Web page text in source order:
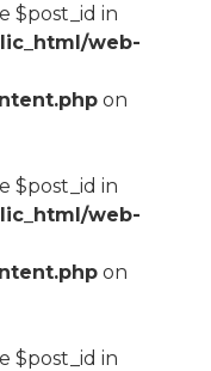
$post_id in
web-
on
$post_id in
web-
on
$post_id in